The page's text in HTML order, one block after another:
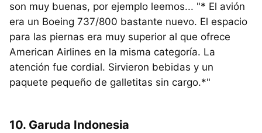
son muy buenas, por ejemplo leemos... "* El avión
era un Boeing 737/800 bastante nuevo. El espacio
para las piernas era muy superior al que ofrece
American Airlines en la misma categoría. La
atención fue cordial. Sirvieron bebidas y un
paquete pequeño de galletitas sin cargo.*"
10. Garuda Indonesia